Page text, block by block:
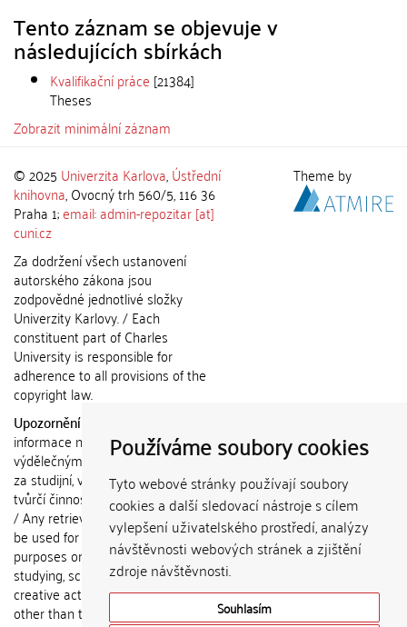
Používáme soubory cookies
Tyto webové stránky používají soubory
cookies a další sledovací nástroje s cílem
vylepšení uživatelského prostředí, analýzy
návštěvnosti webových stránek a zjištění
zdroje návštěvnosti.
Souhlasím
Tento záznam se objevuje v
následujících sbírkách
Kvalifikační práce [21384]
Theses
Zobrazit minimální záznam
© 2025 Univerzita Karlova,Ústřední
knihovna, Ovocný trh 560/5, 116 36
Praha 1;email: admin-repozitar [at]
cuni.cz
Za dodržení všech ustanovení
autorského zákona jsou
zodpovědné jednotlivé složky
Univerzity Karlovy. / Each
constituent part of Charles
University is responsible for
adherence to all provisions of the
copyright law.
Upozornění / Notice:
informace nemohou být použity k
výdělečným účelům nebo vydávány
za studijní, vědeckou nebo jinou
tvůrčí činnost jiné osoby než autora.
/ Any retrieved information shall not
be used for any commercial
purposes or claimed as results of
studying, scientific or any other
creative activities of any person
other than the author.
Theme by